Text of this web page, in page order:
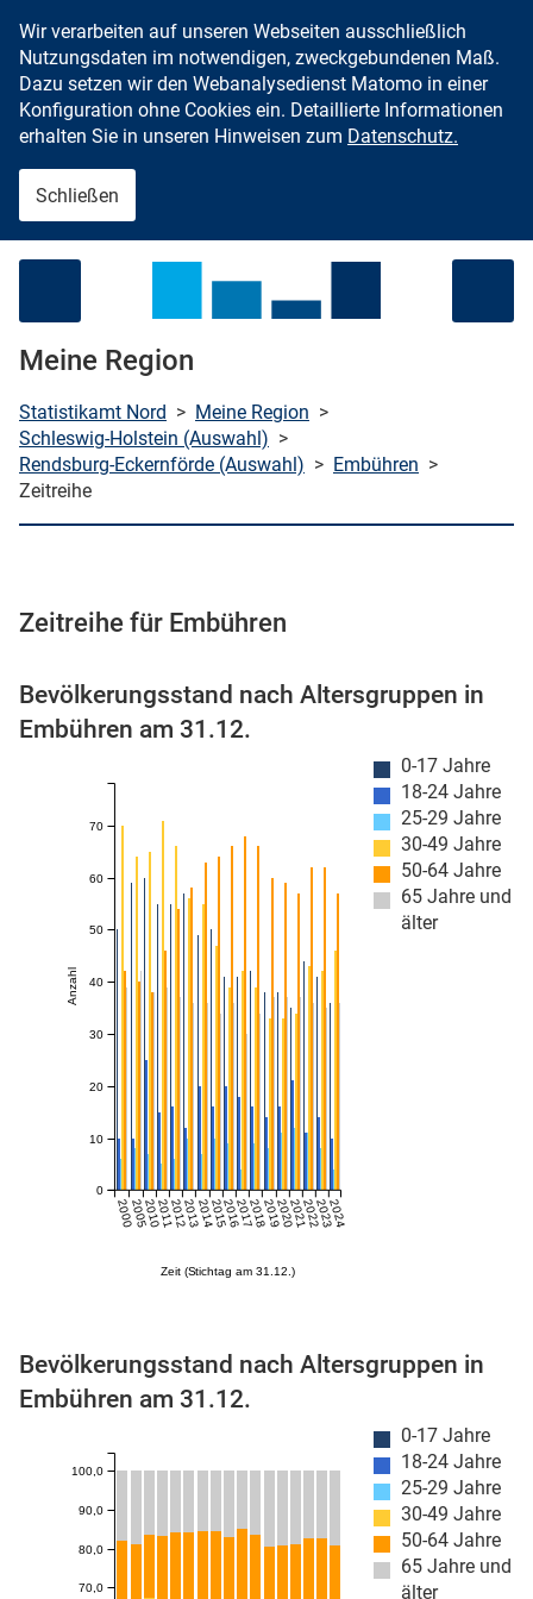
Zum Inhalt springen
starten
Wir verarbeiten auf unseren Webseiten ausschließlich
Nutzungsdaten im notwendigen, zweckgebundenen Maß.
Dazu setzen wir den Webanalysedienst Matomo in einer
Konfiguration ohne Cookies ein. Detaillierte Informationen
erhalten Sie in unseren Hinweisen zum Datenschutz.
Schließen
Meine Region
Statistikamt Nord > Meine Region >
Schleswig-Holstein (Auswahl) >
Rendsburg-Eckernförde (Auswahl) > Embühren >
Zeitreihe
Zeitreihe für Embühren
Bevölkerungsstand nach Altersgruppen in
Embühren am 31.12.
0-17 Jahre
18-24 Jahre
25-29 Jahre
30-49 Jahre
50-64 Jahre
65 Jahre und
älter
Zeit (Stichtag am 31.12.)
20002005201020112012201320142015201620172018201920202021202220232024
Anzahl
0
10
20
30
40
50
60
70
Bevölkerungsstand nach Altersgruppen in
Embühren am 31.12.
0-17 Jahre
18-24 Jahre
25-29 Jahre
30-49 Jahre
50-64 Jahre
65 Jahre und
älter
70,0
80,0
90,0
100,0